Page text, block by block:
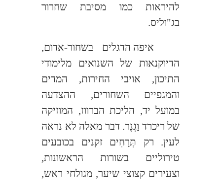
להיראות כמו מסיבת שחרור
בג"וליס.
איפה הדגלים בשחור-אדום,
הדיוקנאות של השנואים מלימודי
התיכון, אויבי החירות, המדים
והמגפיים השחורים, ההצדעה
במועל יד, הליכת הברווז, המוזיקה
של ריכרד וַגְנֶר. דבר מאלה לא נראה
לעין. רק תְּרָחִים זקנים בכובעים
טירוליים בשורות הראשונות,
וצעירים קצוצי שיער, מגולחי ראש,